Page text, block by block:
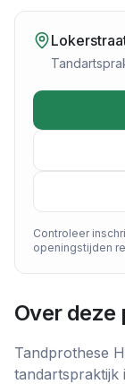
Controleer
openingstijden
Over
Tandprothese
tandartspraktijk